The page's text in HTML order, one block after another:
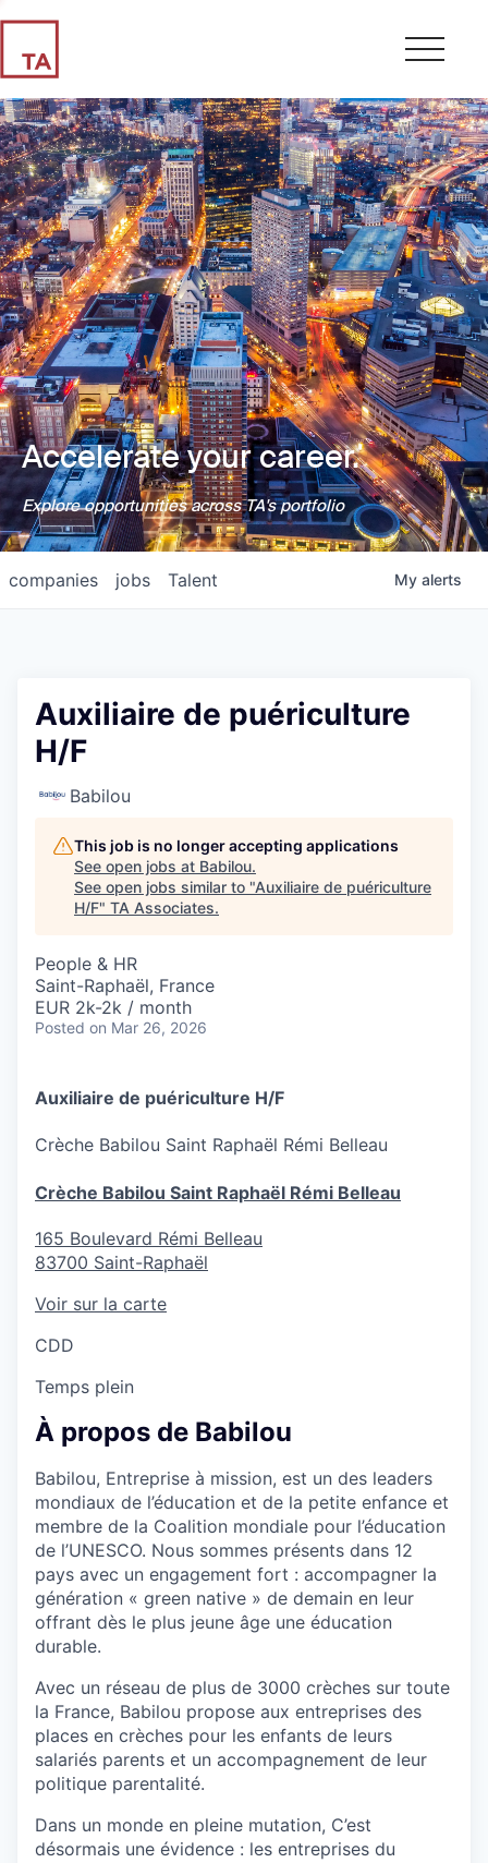
Accelerate your career.
Explore opportunities across TA's portfolio
jobs
companies Talent My alerts
Auxiliaire de puériculture
H/F
Babilou
This job is no longer accepting applications
See open jobs at Babilou.
See open jobs similar to "Auxiliaire de puériculture
H/F" TA Associates.
People & HR
Saint-Raphaël, France
EUR 2k-2k / month
Posted on Mar 26, 2026
Auxiliaire de puériculture H/F
Crèche Babilou Saint Raphaël Rémi Belleau
Crèche Babilou Saint Raphaël Rémi Belleau
165 Boulevard Rémi Belleau
83700 Saint-Raphaël
Voir sur la carte
CDD
Temps plein
À propos de Babilou
Babilou, Entreprise à mission, est un des leaders
mondiaux de l’éducation et de la petite enfance et
membre de la Coalition mondiale pour l’éducation
de l’UNESCO. Nous sommes présents dans 12
pays avec un engagement fort : accompagner la
génération « green native » de demain en leur
offrant dès le plus jeune âge une éducation
durable.
Avec un réseau de plus de 3000 crèches sur toute
la France, Babilou propose aux entreprises des
places en crèches pour les enfants de leurs
salariés parents et un accompagnement de leur
politique parentalité.
Dans un monde en pleine mutation, C’est
désormais une évidence : les entreprises du